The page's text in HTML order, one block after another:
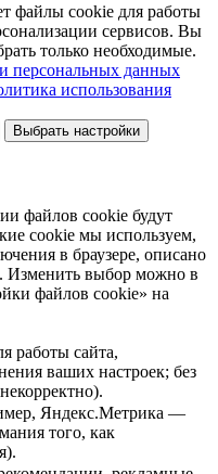
файлы cookie для работы
сервисов. Вы
только необходимые.
персональных данных
использования
Выбрать настройки
файлов cookie будут
cookie мы используем,
в браузере, описано
. Изменить выбор можно в
файлов cookie» на
работы сайта,
ваших настроек; без
Яндекс.Метрика —
того, как